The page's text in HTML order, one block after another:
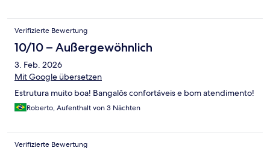
Verifizierte Bewertung
10/10 – Außergewöhnlich
3. Feb. 2026
Mit Google übersetzen
Estrutura muito boa! Bangalôs confortáveis e bom atendimento!
Roberto, Aufenthalt von 3 Nächten
Verifizierte Bewertung